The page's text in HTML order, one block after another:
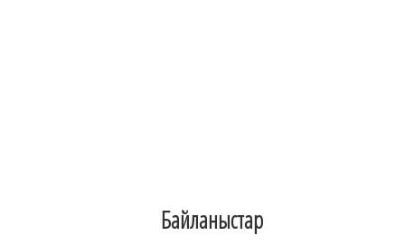
Байланыстар